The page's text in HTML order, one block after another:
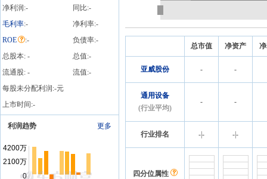
净利润:- 同比:-
毛利率:- 净利率:-
ROE
:- 负债率:-
总股本: - 总值:-
流通股: - 流值:-
每股未分配利润:-元
上市时间:-
利润趋势 更多
总市值 净资产
亚威股份 - -
通用设备
(行业平均)
- -
行业排名 -- --
四分位属性